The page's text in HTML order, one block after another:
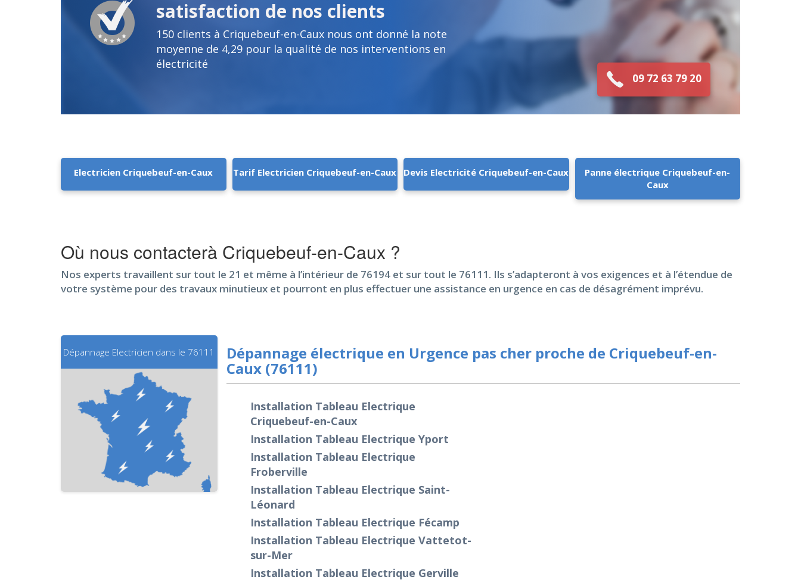
satisfaction de nos clients
150 clients à Criquebeuf-en-Caux nous ont donné la note
moyenne de 4,29 pour la qualité de nos interventions en
électricité
09 72 63 79 20
Electricien Criquebeuf-en-Caux Tarif Electricien Criquebeuf-en-Caux Devis Electricité Criquebeuf-en-Caux
Panne électrique Criquebeuf-en-
Caux
Où nous contacterà Criquebeuf-en-Caux ?
Nos experts travaillent sur tout le 21 et même à l’intérieur de 76194 et sur tout le 76111. Ils s’adapteront à vos exigences et à l’étendue de
votre système pour des travaux minutieux et pourront en plus effectuer une assistance en urgence en cas de désagrément imprévu.
Dépannage Electricien dans le 76111 Dépannage électrique en Urgence pas cher proche de Criquebeuf-en-
Caux (76111)
Installation Tableau Electrique
Criquebeuf-en-Caux
Installation Tableau Electrique Yport
Installation Tableau Electrique
Froberville
Installation Tableau Electrique Saint-
Léonard
Installation Tableau Electrique Fécamp
Installation Tableau Electrique Vattetot-
sur-Mer
Installation Tableau Electrique Gerville